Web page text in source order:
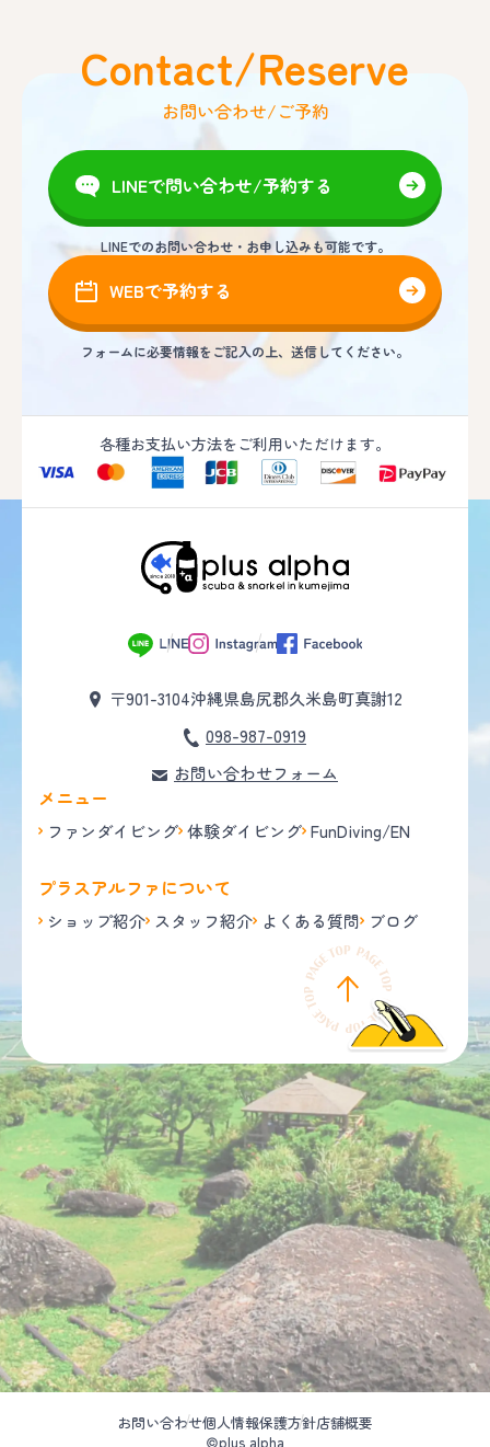
Contact/Reserve
お問い合わせ/ご予約
LINEで問い合わせ/予約する
LINEでのお問い合わせ・お申し込みも可能です。
WEBで予約する
フォームに必要情報をご記入の上、送信してください。
各種お支払い方法をご利用いただけます。
〒901-3104沖縄県島尻郡久米島町真謝12
098-987-0919
お問い合わせフォーム
メニュー
ファンダイビング 体験ダイビング FunDiving/EN
プラスアルファについて
ショップ紹介 スタッフ紹介 よくある質問 ブログ
お問い合わせ個人情報保護方針店舗概要
©plus alpha